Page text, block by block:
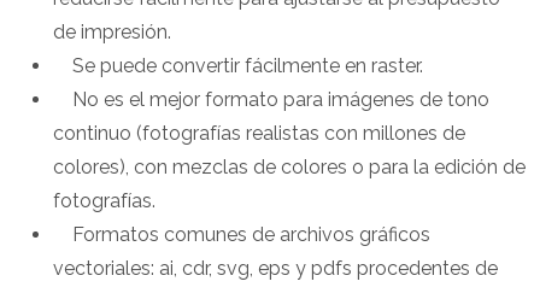
de impresión.
Se puede convertir fácilmente en raster.
No es el mejor formato para imágenes de tono
continuo (fotografías realistas con millones de
colores), con mezclas de colores o para la edición de
fotografías.
Formatos comunes de archivos gráficos
vectoriales: ai, cdr, svg, eps y pdfs procedentes de